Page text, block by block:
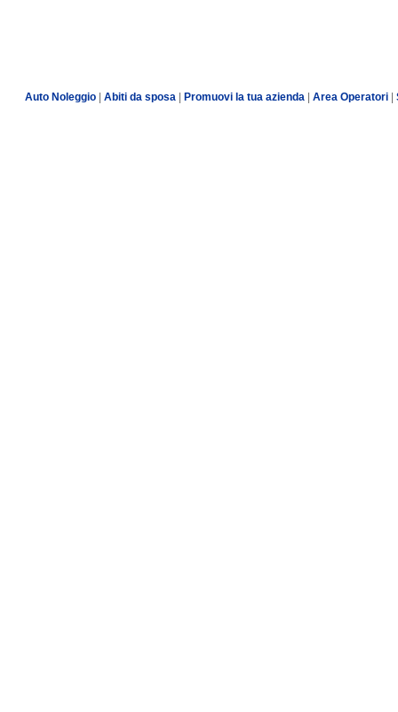
Auto Noleggio Abiti da sposa Promuovi la tua azienda Area Operatori